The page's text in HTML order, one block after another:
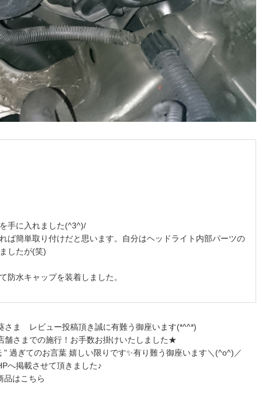
手に入れました(^3^)/
ば簡単取り付けだと思います。自分はヘッドライト内部パーツの
したが(笑)
防水キャップを装着しました。
さま レビュー投稿頂き誠に有難う御座います(*^^*)
舗さまでの施行！お手数お掛けいたしました★
" 過ぎてのお言葉 嬉しい限りです✨有り難う御座います＼(^o^)／
へ掲載させて頂きました♪
品はこちら